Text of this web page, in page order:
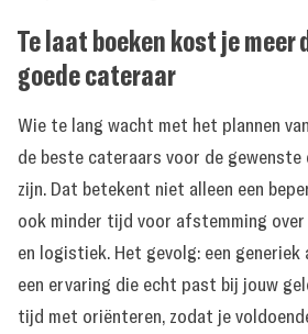
Te laat boeken kost je meer
goede cateraar
Wie te lang wacht met het plannen
de beste cateraars voor de
zijn. Dat betekent niet alleen een
ook minder tijd voor afstemming over
en logistiek. Het gevolg: een generiek
een ervaring die echt past bij jouw
tijd met oriënteren, zodat je